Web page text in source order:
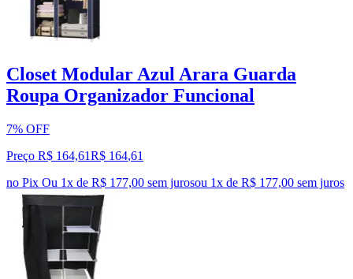
Closet Modular Azul Arara Guarda
Roupa Organizador Funcional
7% OFF
Preço R$ 164,61R$ 164,61
no Pix Ou 1x de R$ 177,00 sem jurosou 1x de R$ 177,00 sem juros